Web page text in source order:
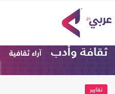
ثقافة وأدب آراء ثقافية
تقارير